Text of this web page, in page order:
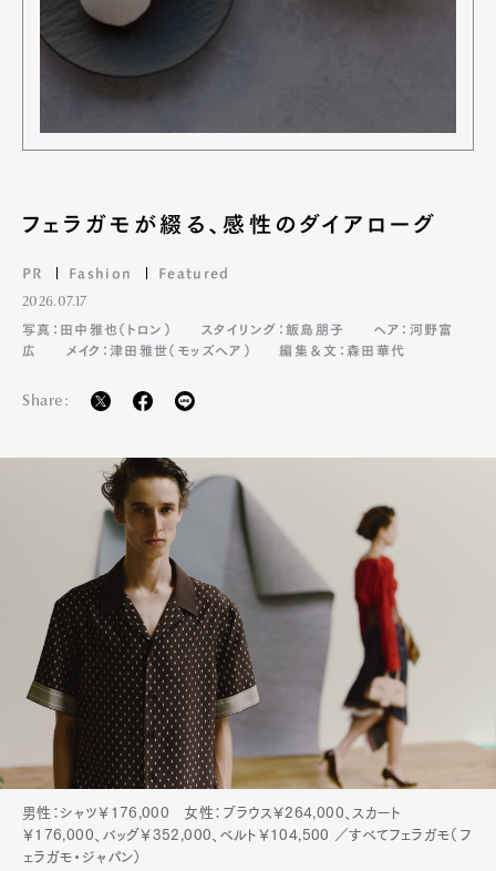
フェラガモが綴る、感性のダイアローグ
PR Fashion Featured
2026.07.17
写真：田中雅也（トロン）
スタイリング：飯島朋子
ヘア：河野富
広
メイク：津田雅世（モッズヘア） 編集＆文：森田華代
Share:
男性：シャツ￥176,000 女性：ブラウス￥264,000、スカート
￥176,000、バッグ￥352,000、ベルト￥104,500 ／すべてフェラガモ（フ
ェラガモ・ジャパン）